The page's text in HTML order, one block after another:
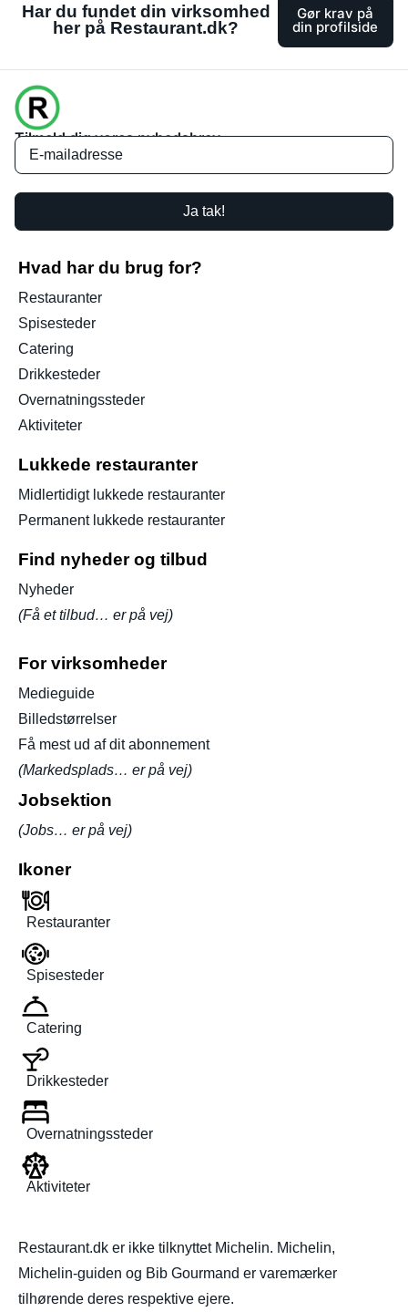
Har du fundet din virksomhed
her på Restaurant.dk?
Gør krav på
din profilside
Tilmeld dig vores nyhedsbrev
Ja tak!
Hvad har du brug for?
Restauranter
Spisesteder
Catering
Drikkesteder
Overnatningssteder
Aktiviteter
Lukkede restauranter
Midlertidigt lukkede restauranter
Permanent lukkede restauranter
Find nyheder og tilbud
Nyheder
(Få et tilbud… er på vej)
For virksomheder
Medieguide
Billedstørrelser
Få mest ud af dit abonnement
(Markedsplads… er på vej)
Jobsektion
(Jobs… er på vej)
Ikoner
Restauranter
Spisesteder
Catering
Drikkesteder
Overnatningssteder
Aktiviteter
Restaurant.dk er ikke tilknyttet Michelin. Michelin,
Michelin-guiden og Bib Gourmand er varemærker
tilhørende deres respektive ejere.